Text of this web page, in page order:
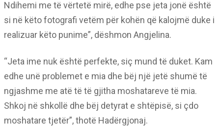
Ndihemi me të vërtetë mirë, edhe pse jeta jonë është
si në këto fotografi vetëm për kohën që kalojmë duke i
realizuar këto punime”, dëshmon Angjelina.
“Jeta ime nuk është perfekte, siç mund të duket. Kam
edhe unë problemet e mia dhe bëj një jetë shumë të
ngjashme me atë të të gjitha moshatareve të mia.
Shkoj në shkollë dhe bëj detyrat e shtëpisë, si çdo
moshatare tjetër”, thotë Hadërgjonaj.